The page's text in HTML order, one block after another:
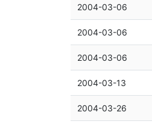
2004-03-06
2004-03-06
2004-03-06
2004-03-13
2004-03-26